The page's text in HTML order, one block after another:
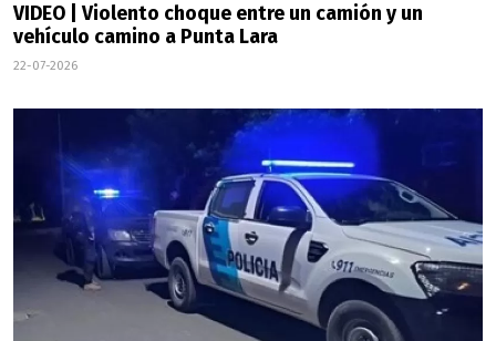
VIDEO | Violento choque entre un camión y un
vehículo camino a Punta Lara
22-07-2026